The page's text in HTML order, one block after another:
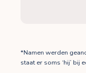
*Namen werden
staat er soms ‘hij’ bij